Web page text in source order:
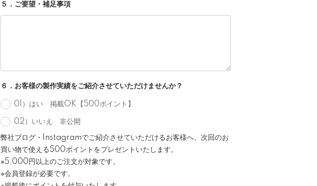
５．ご要望・補足事項
６．お客様の製作実績をご紹介させていただけませんか？
01）はい 掲載OK【500ポイント】
02）いいえ 非公開
弊社ブログ・Instagramでご紹介させていただけるお客様へ、次回のお
買い物で使える500ポイントをプレゼントいたします。
※5,000円以上のご注文が対象です。
※会員登録が必要です。